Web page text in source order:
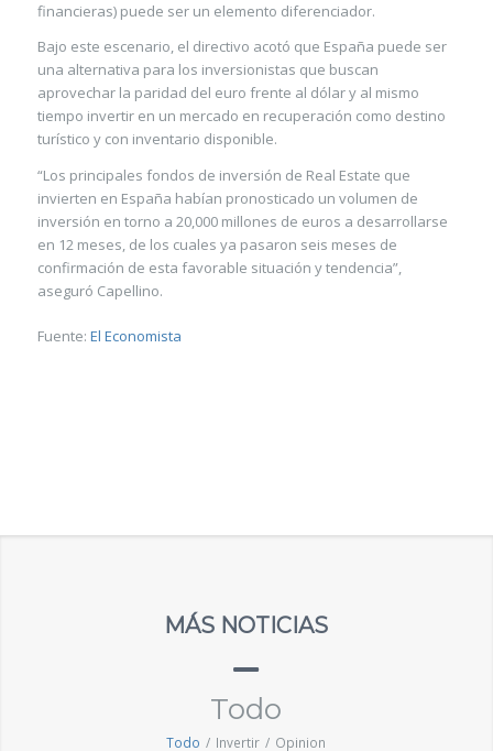
financieras) puede ser un elemento diferenciador.
Bajo este escenario, el directivo acotó que España puede ser
una alternativa para los inversionistas que buscan
aprovechar la paridad del euro frente al dólar y al mismo
tiempo invertir en un mercado en recuperación como destino
turístico y con inventario disponible.
“Los principales fondos de inversión de Real Estate que
invierten en España habían pronosticado un volumen de
inversión en torno a 20,000 millones de euros a desarrollarse
en 12 meses, de los cuales ya pasaron seis meses de
confirmación de esta favorable situación y tendencia”,
aseguró Capellino.
Fuente: El Economista
MÁS NOTICIAS
Todo
Todo / Invertir / Opinion